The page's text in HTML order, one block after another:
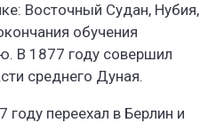
Восточный Судан, Нубия,
обучения
В 1877 году совершил
среднего Дуная.
переехал в Берлин и